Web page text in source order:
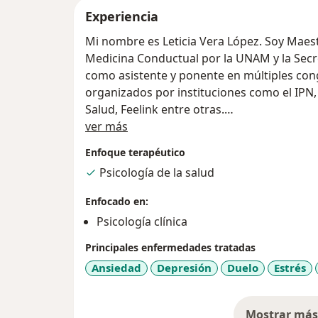
Experiencia
Mi nombre es Leticia Vera López. Soy
Medicina Conductual por la UNAM y la
como asistente y ponente en múltiples
organizados por instituciones como el
Salud, Feelink entre otras.
Trabajo como psicóloga clínica desde hace
postraumático, los trastornos de la
adicciones así como la atención
degenerativos como la Diabetes,
que sustenta su eficacia.
Desafortunadamente, en la actualidad
complejas como la violencia en ambientes
obtener calidad de vida. Hacer
ver más
Enfoque terapéutico
Psicología de la salud
Enfocado en:
Psicología clínica
Principales enfermedades tratadas
Ansiedad Depresión Duelo Estrés
Mostrar